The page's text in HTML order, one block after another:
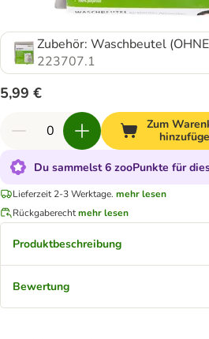
Zubehör: Waschbeutel
223707.1
5,99 €
Zum
Du sammelst 6 zooPunkte für
Lieferzeit 2-3 Werktage. mehr lesen
Rückgaberechtmehr lesen
Produktbeschreibung
Bewertung